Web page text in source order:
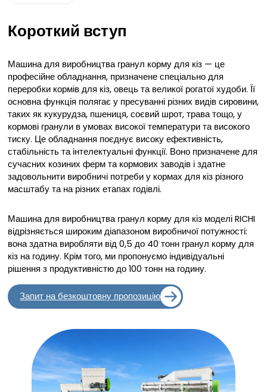
Короткий вступ
Машина для виробництва гранул корму для кіз — це
професійне обладнання, призначене спеціально для
переробки кормів для кіз, овець та великої рогатої худоби. Її
основна функція полягає у пресуванні різних видів сировини,
таких як кукурудза, пшениця, соєвий шрот, трава тощо, у
кормові гранули в умовах високої температури та високого
тиску. Це обладнання поєднує високу ефективність,
стабільність та інтелектуальні функції. Воно призначене для
сучасних козиних ферм та кормових заводів і здатне
задовольнити виробничі потреби у кормах для кіз різного
масштабу та на різних етапах годівлі.
Машина для виробництва гранул корму для кіз моделі RICHI
відрізняється широким діапазоном виробничої потужності:
вона здатна виробляти від 0,5 до 40 тонн гранул корму для
кіз на годину. Крім того, ми пропонуємо індивідуальні
рішення з продуктивністю до 100 тонн на годину.
Запит на безкоштовну пропозицію